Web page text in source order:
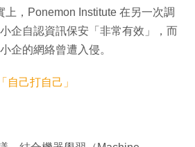
上，Ponemon Institute 在另一次調
企自認資訊保安「非常有效」，而
企的網絡曾遭入侵。
自己打自己」